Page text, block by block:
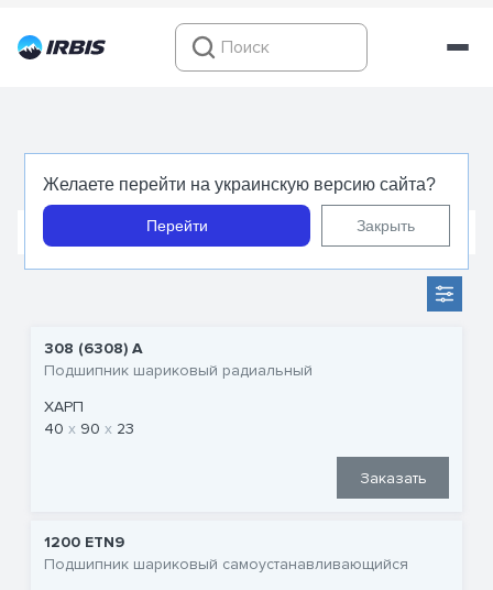
Желаете перейти на украинскую версию сайта?
Перейти Закрыть
Радиальные подшипники
Шариковые подшипники Роликовые подшипники
308 (6308) A
Подшипник шариковый радиальный
ХАРП
40
90 23
Заказать
1200 ETN9
Подшипник шариковый самоустанавливающийся